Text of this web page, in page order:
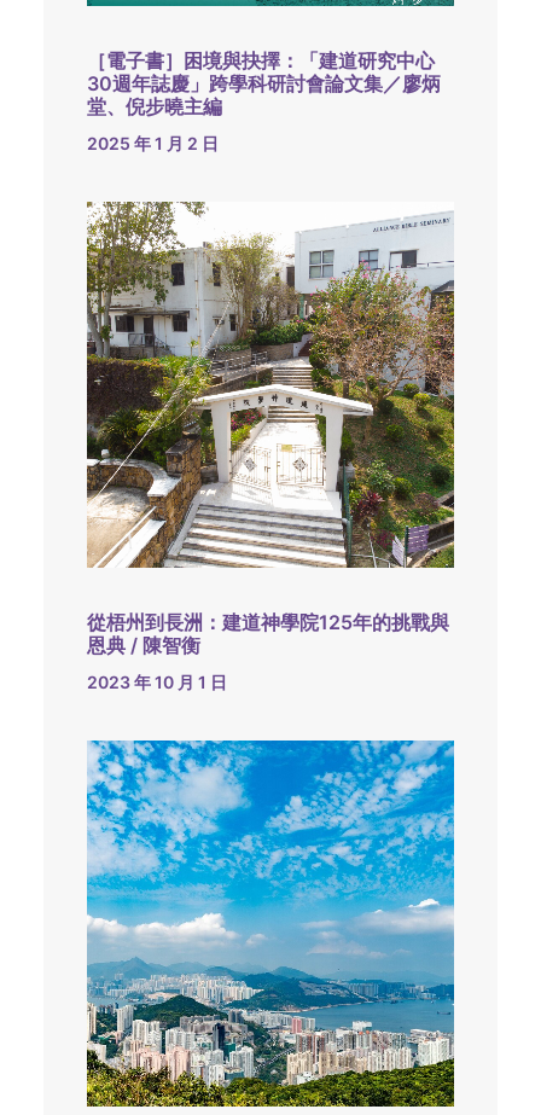
［電子書］困境與抉擇：「建道研究中心
30週年誌慶」跨學科研討會論文集／廖炳
堂、倪步曉主編
2025 年 1 月 2 日
從梧州到長洲：建道神學院125年的挑戰與
恩典 / 陳智衡
2023 年 10 月 1 日